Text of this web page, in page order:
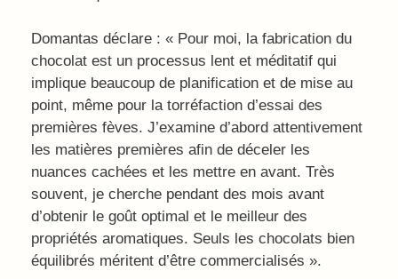
Domantas déclare : « Pour moi, la fabrication du
chocolat est un processus lent et méditatif qui
implique beaucoup de planification et de mise au
point, même pour la torréfaction d’essai des
premières fèves. J’examine d’abord attentivement
les matières premières afin de déceler les
nuances cachées et les mettre en avant. Très
souvent, je cherche pendant des mois avant
d’obtenir le goût optimal et le meilleur des
propriétés aromatiques. Seuls les chocolats bien
équilibrés méritent d’être commercialisés ».